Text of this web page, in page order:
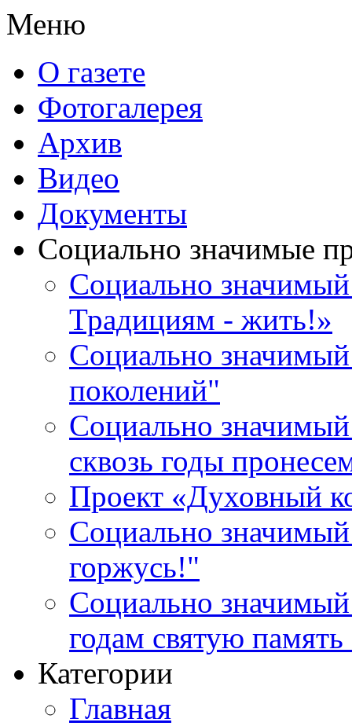
Меню
О газете
Фотогалерея
Архив
Видео
Документы
Социально значимые
Социально
Традициям - жить!»
Социально значимый
поколений"
Социально
сквозь годы
Проект «Духовный
Социально
горжусь!"
Социально
годам святую
Категории
Главная